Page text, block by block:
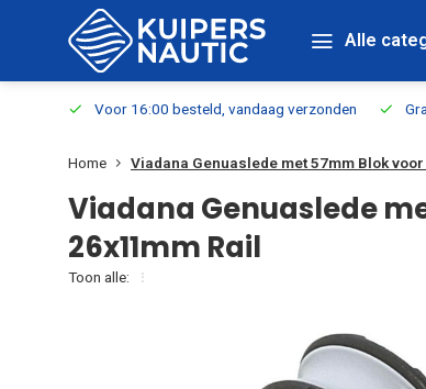
Alle
Voor 16:00 besteld, vandaag verzonden
Home Viadana Genuaslede met 57mm Blok
Viadana Genuaslede
26x11mm Rail
Toon alle: